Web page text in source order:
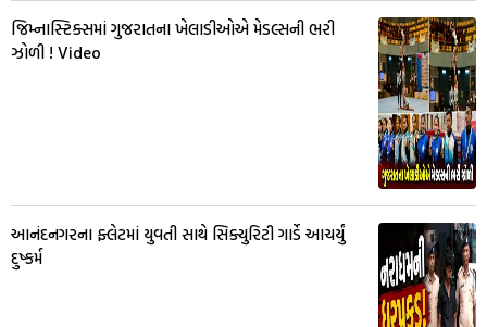
જિમ્નાસ્ટિક્સમાં ગુજરાતના ખેલાડીઓએ મેડલ્સની ભરી
ઝોળી ! Video
આનંદનગરના ફ્લેટમાં યુવતી સાથે સિક્યુરિટી ગાર્ડે આચર્યું
દુષ્કર્મ